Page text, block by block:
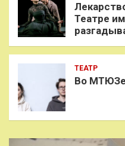
Театре
ТЕАТР
Во МТЮЗе